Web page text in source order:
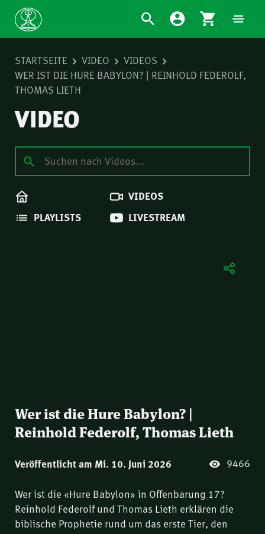
STARTSEITE VIDEO
VIDEOS
WER IST DIE HURE BABYLON? | REINHOLD FEDEROLF,
THOMAS LIETH
VIDEO
VIDEOS
PLAYLISTS
LIVESTREAM
Wer ist die Hure Babylon? |
Reinhold Federolf, Thomas Lieth
Veröffentlicht am Mi. 10. Juni 2026 9466
Wer ist die «Hure Babylon» in Offenbarung 17?
Reinhold Federolf und Thomas Lieth erklären die
biblische Prophetie rund um das erste Tier, den